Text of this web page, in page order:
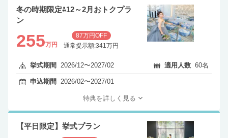
冬の時期限定⁂12～2月おトクプラ
ン
255万円
87万円OFF
通常提示額:341万円
挙式期間 2026/12〜2027/02 適用人数 60名
申込期間 2026/02〜2027/01
特典を詳しく見る
【平日限定】挙式プラン